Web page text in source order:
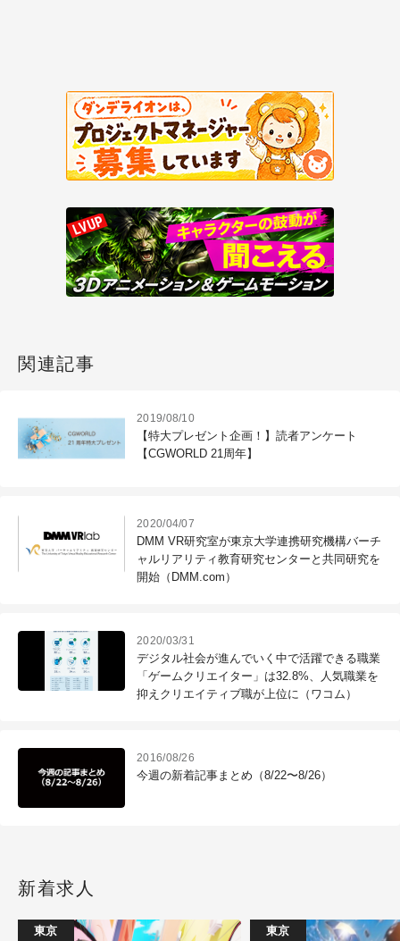
関連記事
2019/08/10
【特大プレゼント企画！】読者アンケート
【CGWORLD 21周年】
2020/04/07
DMM VR研究室が東京大学連携研究機構バーチ
ャルリアリティ教育研究センターと共同研究を
開始（DMM.com）
2020/03/31
デジタル社会が進んでいく中で活躍できる職業
「ゲームクリエイター」は32.8%、人気職業を
抑えクリエイティブ職が上位に（ワコム）
2016/08/26
今週の新着記事まとめ（8/22〜8/26）
新着求人
東京 東京